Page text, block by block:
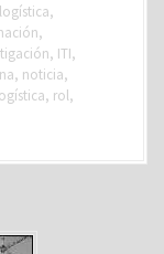
,
,
, ITI,
, noticia,
, rol,